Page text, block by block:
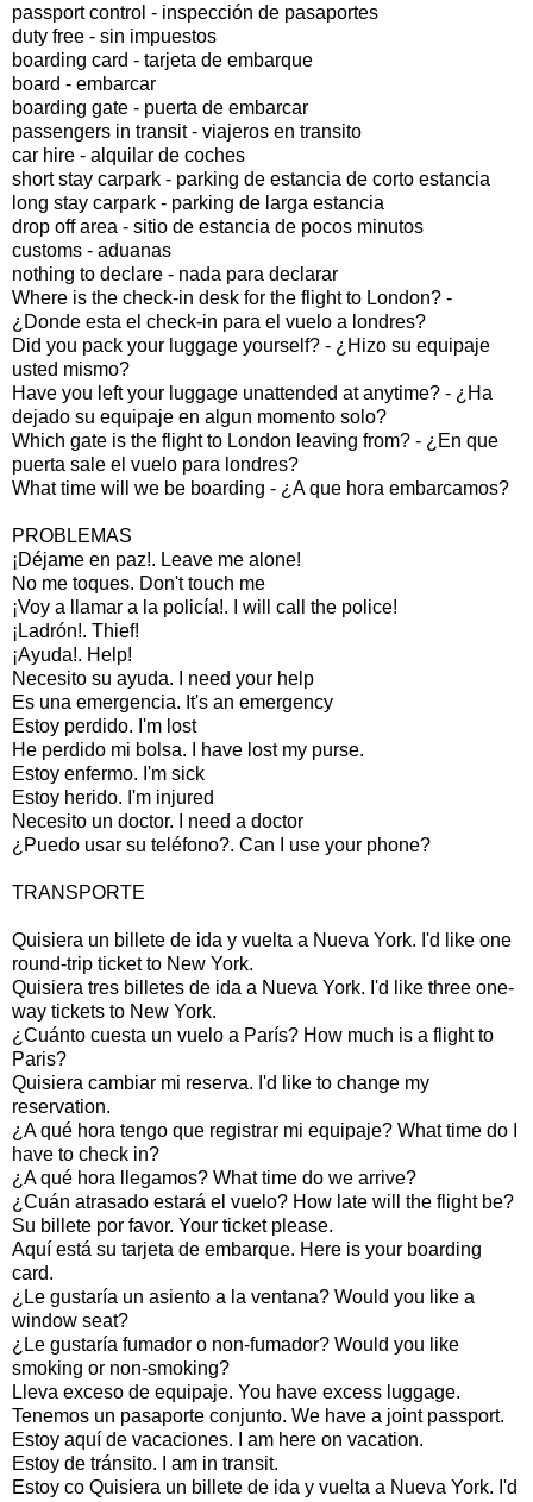
passport control - inspección de pasaportes
duty free - sin impuestos
boarding card - tarjeta de embarque
board - embarcar
boarding gate - puerta de embarcar
passengers in transit - viajeros en transito
car hire - alquilar de coches
short stay carpark - parking de estancia de corto estancia
long stay carpark - parking de larga estancia
drop off area - sitio de estancia de pocos minutos
customs - aduanas
nothing to declare - nada para declarar
Where is the check-in desk for the flight to London? -
¿Donde esta el check-in para el vuelo a londres?
Did you pack your luggage yourself? - ¿Hizo su equipaje
usted mismo?
Have you left your luggage unattended at anytime? - ¿Ha
dejado su equipaje en algun momento solo?
Which gate is the flight to London leaving from? - ¿En que
puerta sale el vuelo para londres?
What time will we be boarding - ¿A que hora embarcamos?
PROBLEMAS
¡Déjame en paz!. Leave me alone!
No me toques. Don't touch me
¡Voy a llamar a la policía!. I will call the police!
¡Ladrón!. Thief!
¡Ayuda!. Help!
Necesito su ayuda. I need your help
Es una emergencia. It's an emergency
Estoy perdido. I'm lost
He perdido mi bolsa. I have lost my purse.
Estoy enfermo. I'm sick
Estoy herido. I'm injured
Necesito un doctor. I need a doctor
¿Puedo usar su teléfono?. Can I use your phone?
TRANSPORTE
Quisiera un billete de ida y vuelta a Nueva York. I'd like one
round-trip ticket to New York.
Quisiera tres billetes de ida a Nueva York. I'd like three one-
way tickets to New York.
¿Cuánto cuesta un vuelo a París? How much is a flight to
Paris?
Quisiera cambiar mi reserva. I'd like to change my
reservation.
¿A qué hora tengo que registrar mi equipaje? What time do I
have to check in?
¿A qué hora llegamos? What time do we arrive?
¿Cuán atrasado estará el vuelo? How late will the flight be?
Su billete por favor. Your ticket please.
Aquí está su tarjeta de embarque. Here is your boarding
card.
¿Le gustaría un asiento a la ventana? Would you like a
window seat?
¿Le gustaría fumador o non-fumador? Would you like
smoking or non-smoking?
Lleva exceso de equipaje. You have excess luggage.
Tenemos un pasaporte conjunto. We have a joint passport.
Estoy aquí de vacaciones. I am here on vacation.
Estoy de tránsito. I am in transit.
Estoy co Quisiera un billete de ida y vuelta a Nueva York. I'd